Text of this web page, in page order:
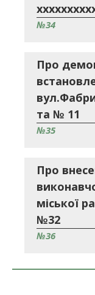
№34
Про
та № 11
№35
Про
міської
№32
№36